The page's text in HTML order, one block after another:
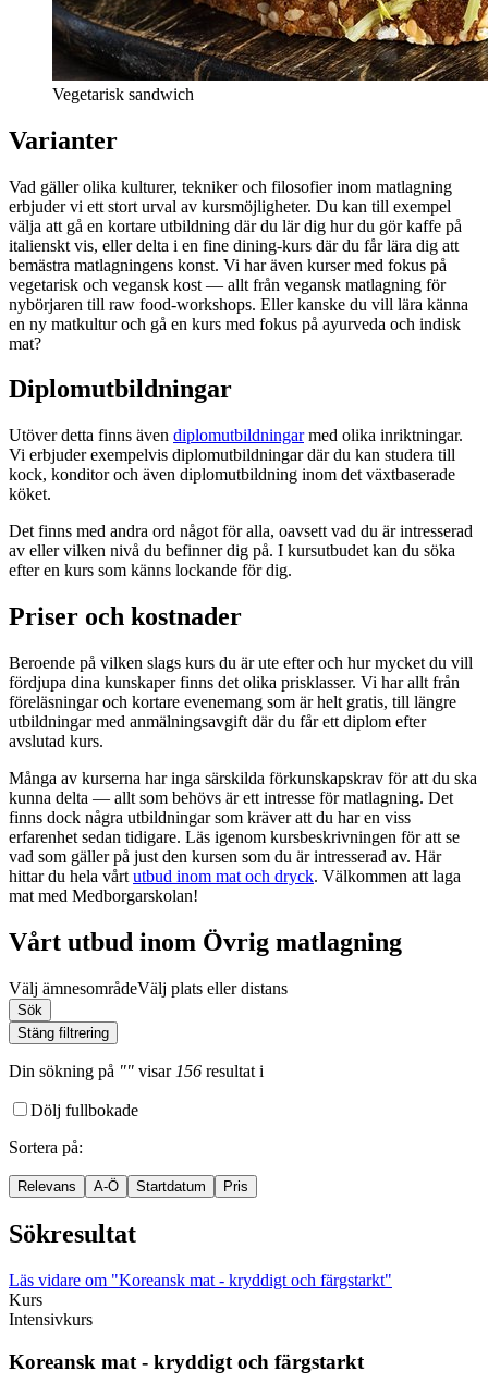
Vegetarisk sandwich
Varianter
Vad gäller olika kulturer, tekniker och filosofier inom matlagning
erbjuder vi ett stort urval av kursmöjligheter. Du kan till exempel
välja att gå en kortare utbildning där du lär dig hur du gör kaffe på
italienskt vis, eller delta i en fine dining-kurs där du får lära dig att
bemästra matlagningens konst. Vi har även kurser med fokus på
vegetarisk och vegansk kost — allt från vegansk matlagning för
nybörjaren till raw food-workshops. Eller kanske du vill lära känna
en ny matkultur och gå en kurs med fokus på ayurveda och indisk
mat?
Diplomutbildningar
Utöver detta finns även diplomutbildningarmed olika inriktningar.
Vi erbjuder exempelvis diplomutbildningar där du kan studera till
kock, konditor och även diplomutbildning inom det växtbaserade
köket.
Det finns med andra ord något för alla, oavsett vad du är intresserad
av eller vilken nivå du befinner dig på. I kursutbudet kan du söka
efter en kurs som känns lockande för dig.
Priser och kostnader
Beroende på vilken slags kurs du är ute efter och hur mycket du vill
fördjupa dina kunskaper finns det olika prisklasser. Vi har allt från
föreläsningar och kortare evenemang som är helt gratis, till längre
utbildningar med anmälningsavgift där du får ett diplom efter
avslutad kurs.
Många av kurserna har inga särskilda förkunskapskrav för att du ska
kunna delta — allt som behövs är ett intresse för matlagning. Det
finns dock några utbildningar som kräver att du har en viss
erfarenhet sedan tidigare. Läs igenom kursbeskrivningen för att se
vad som gäller på just den kursen som du är intresserad av. Här
hittar du hela vårt utbud inom mat och dryck. Välkommen att laga
mat med Medborgarskolan!
Vårt utbud inom Övrig matlagning
Välj ämnesområdeVälj plats eller distans
Sök
Stäng filtrering
Din sökning på "" visar 156 resultat i
Dölj fullbokade
Sortera på:
Relevans A-Ö Startdatum Pris
Sökresultat
Läs vidare om "Koreansk mat - kryddigt och färgstarkt"
Kurs
Intensivkurs
Koreansk mat - kryddigt och färgstarkt